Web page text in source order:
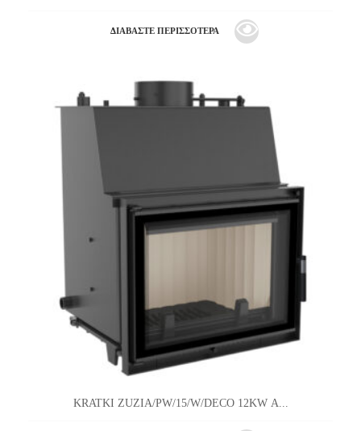
ΔΙΑΒΆΣΤΕ ΠΕΡΙΣΣΌΤΕΡΑ
KRATKI ZUZIA/PW/15/W/DECO 12KW Α...